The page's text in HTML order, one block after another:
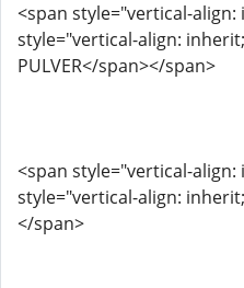
<span style="vertical-align:
style="vertical-align:
PULVER</span></span>
<span style="vertical-align:
style="vertical-align:
</span>